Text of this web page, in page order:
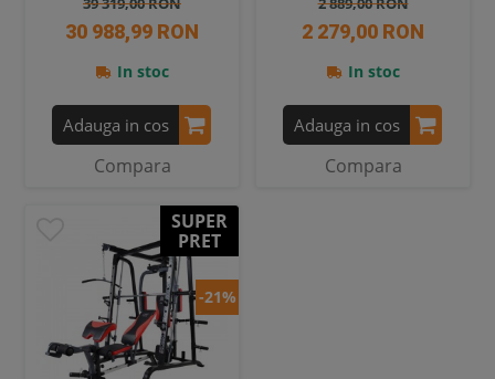
30 988,99 RON
In stoc
Adauga in cos
Compara
2 279,00 RON
In stoc
Adauga in cos
Compara
SUPER
PRET
-21%